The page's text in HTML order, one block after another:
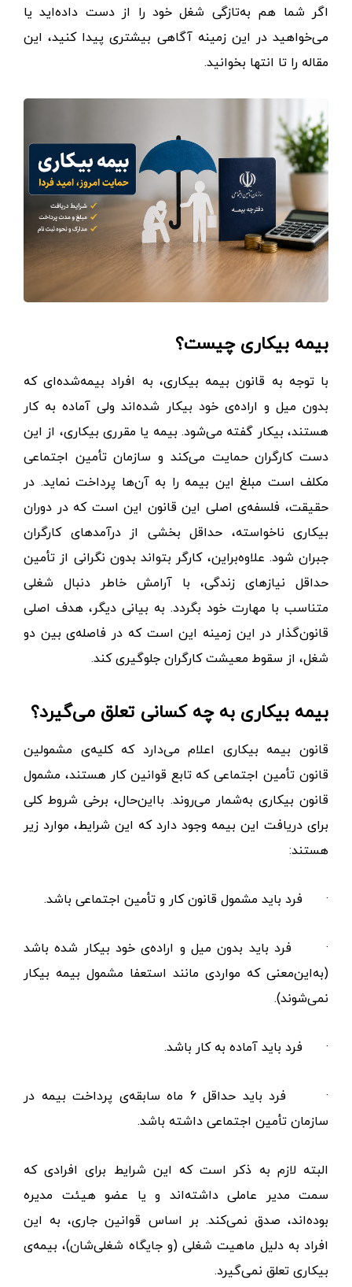
اگر شما هم به‌تازگی شغل خود را از دست داده‌اید یا
می‌خواهید در این زمینه آگاهی بیشتری پیدا کنید، این
مقاله را تا انتها بخوانید.
بیمه بیکاری چیست؟
با توجه به قانون بیمه بیکاری، به افراد بیمه‌شده‌ای که
بدون میل و اراده‌ی خود بیکار شده‌اند ولی آماده به کار
هستند، بیکار گفته می‌شود. بیمه یا مقرری بیکاری، از این
دست کارگران حمایت می‌کند و سازمان تأمین اجتماعی
مکلف است مبلغ این بیمه را به آن‌ها پرداخت نماید. در
حقیقت، فلسفه‌ی اصلی این قانون این است که در دوران
بیکاری ناخواسته، حداقل بخشی از درآمدهای کارگران
جبران شود. علاوه‌براین، کارگر بتواند بدون نگرانی از تأمین
حداقل نیازهای زندگی، با آرامش خاطر دنبال شغلی
متناسب با مهارت خود بگردد. به بیانی دیگر، هدف اصلی
قانون‌گذار در این زمینه این است که در فاصله‌ی بین دو
شغل، از سقوط معیشت کارگران جلوگیری کند.
بیمه بیکاری به چه کسانی تعلق می‌گیرد؟
قانون بیمه بیکاری اعلام می‌دارد که کلیه‌ی مشمولین
قانون تأمین اجتماعی که تابع قوانین کار هستند، مشمول
قانون بیکاری به‌شمار می‌روند. بااین‌حال، برخی شروط کلی
برای دریافت این بیمه وجود دارد که این شرایط، موارد زیر
هستند:
· فرد باید مشمول قانون کار و تأمین اجتماعی باشد.
· فرد باید بدون میل و اراده‌ی خود بیکار شده باشد
(به‌این‌معنی که مواردی مانند استعفا مشمول بیمه بیکار
نمی‌شوند).
· فرد باید آماده به کار باشد.
·
فرد باید حداقل 6 ماه سابقه‌ی پرداخت بیمه در
سازمان تأمین اجتماعی داشته باشد.
البته لازم به ذکر است که این شرایط برای افرادی که
سمت مدیر عاملی داشته‌اند و یا عضو هیئت مدیره
بوده‌اند، صدق نمی‌کند. بر اساس قوانین جاری، به این
افراد به دلیل ماهیت شغلی (و جایگاه شغلی‌شان)، بیمه‌ی
بیکاری تعلق نمی‌گیرد.